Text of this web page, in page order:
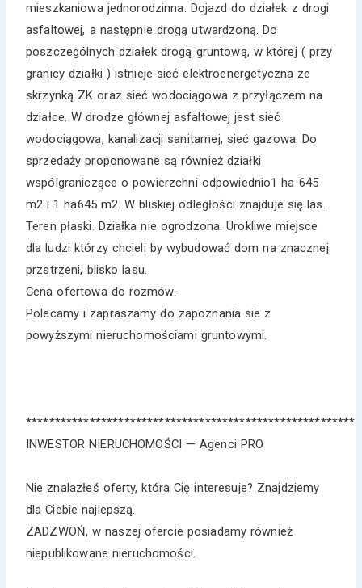
mieszkaniowa jednorodzinna. Dojazd do działek z drogi
asfaltowej, a następnie drogą utwardzoną. Do
poszczególnych działek drogą gruntową, w której ( przy
granicy działki ) istnieje sieć elektroenergetyczna ze
skrzynką ZK oraz sieć wodociągowa z przyłączem na
działce. W drodze głównej asfaltowej jest sieć
wodociągowa, kanalizacji sanitarnej, sieć gazowa. Do
sprzedaży proponowane są również działki
wspólgraniczące o powierzchni odpowiednio1 ha 645
m2 i 1 ha645 m2. W bliskiej odległości znajduje się las.
Teren płaski. Działka nie ogrodzona. Urokliwe miejsce
dla ludzi którzy chcieli by wybudować dom na znacznej
przstrzeni, blisko lasu.
Cena ofertowa do rozmów.
Polecamy i zapraszamy do zapoznania sie z
powyższymi nieruchomościami gruntowymi.
*********************************************************
INWESTOR NIERUCHOMOŚCI — Agenci PRO
Nie znalazłeś oferty, która Cię interesuje? Znajdziemy
dla Ciebie najlepszą.
ZADZWOŃ, w naszej ofercie posiadamy również
niepublikowane nieruchomości.